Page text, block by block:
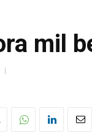
mil